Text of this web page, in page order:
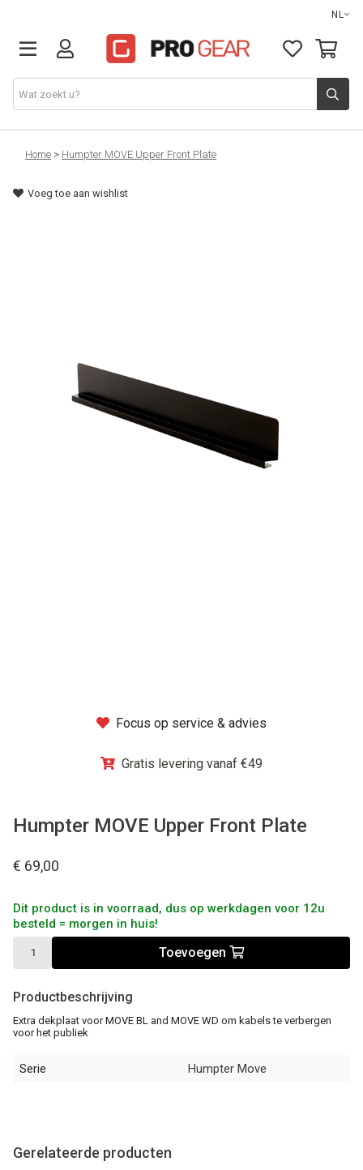
NL
DJ gear
Lights & effects
Montage
Home > Humpter MOVE Upper Front Plate
Voeg toe aan wishlist
Focus op service & advies
Gratis levering vanaf €49
Humpter MOVE Upper Front Plate
€ 69,00
Dit product is in voorraad, dus op werkdagen voor 12u
besteld = morgen in huis!
Toevoegen
Productbeschrijving
Extra dekplaat voor MOVE BL and MOVE WD om kabels te verbergen
voor het publiek
Serie Humpter Move
Gerelateerde producten